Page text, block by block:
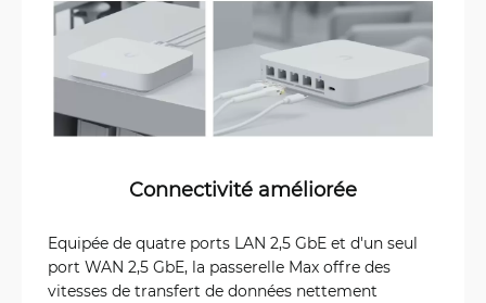
Connectivité améliorée
Equipée de quatre ports LAN 2,5 GbE et d'un seul
port WAN 2,5 GbE, la passerelle Max offre des
vitesses de transfert de données nettement